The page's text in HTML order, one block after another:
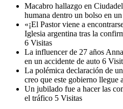
Macabro hallazgo en
humana dentro un bolso en
«¡El Pastor viene a
Iglesia argentina tras la
6 Visitas
La influencer de 27 años
en un accidente de auto 6
La polémica declaración de
creo que este gobierno llegue
Un jubilado fue a hacer las
el tráfico 5 Visitas